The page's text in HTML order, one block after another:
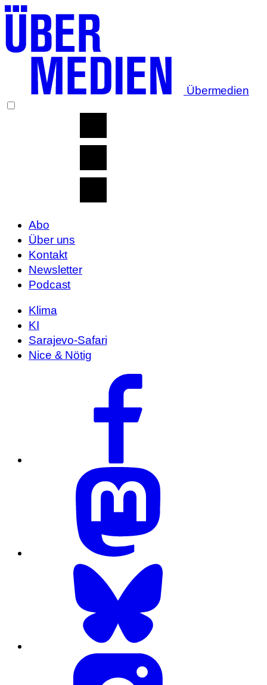
Übermedien
Abo
Über uns
Kontakt
Newsletter
Podcast
Klima
KI
Sarajevo-Safari
Nice & Nötig